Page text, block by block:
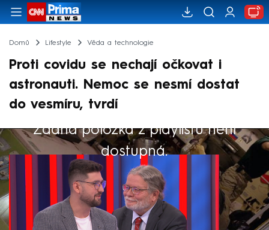
Domů Lifestyle Věda a technologie
Proti covidu se nechají očkovat i
astronauti. Nemoc se nesmí dostat
do vesmíru, tvrdí
Žádná položka z playlistu není
dostupná.
Výběr redakce